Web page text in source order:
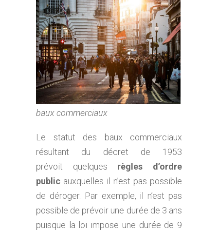
baux commerciaux
Le statut des baux commerciaux
résultant du décret de 1953
prévoit quelques règles d’ordre
public auxquelles il n’est pas possible
de déroger. Par exemple, il n’est pas
possible de prévoir une durée de 3 ans
puisque la loi impose une durée de 9